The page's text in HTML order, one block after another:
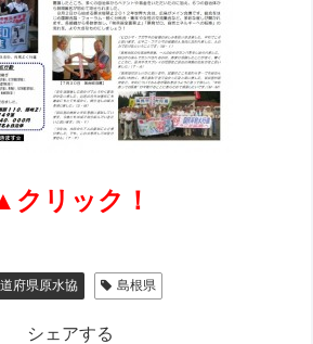
クリック！
府県原水協 島根県
シェアする